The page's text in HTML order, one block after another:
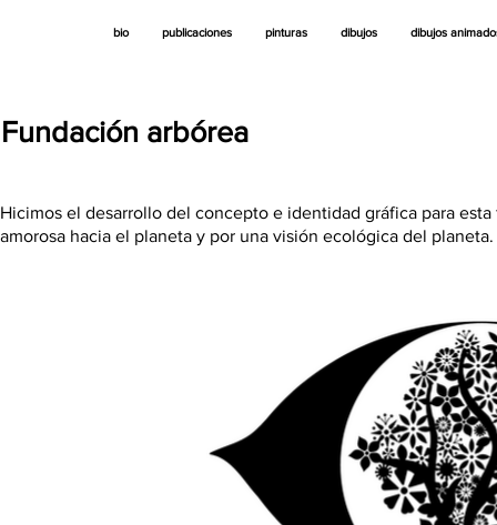
bio publicaciones pinturas dibujos dibujos
Fundación arbórea
Hicimos el desarrollo del concepto e identidad gráfica para
amorosa hacia el planeta y por una visión ecológica del planeta.